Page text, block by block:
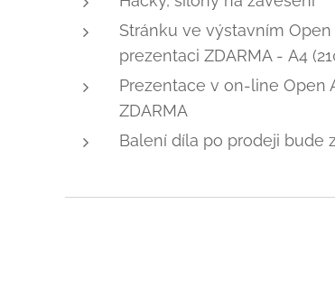
Stránku ve výstavním
prezentaci ZDARMA - A4
Prezentace v on-line Open
ZDARMA
Balení díla po prodeji bude